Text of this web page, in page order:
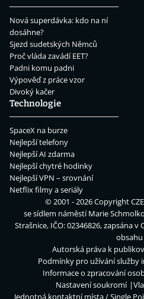
Nová superdávka: kdo na ní
dosáhne?
Sjezd sudetských Němců
Proč vláda zavádí EET?
Padni komu padni
Výpověď z práce vzor
Divoký kačer
Technologie
SpaceX na burze
Nejlepší telefony
Nejlepší AI zdarma
Nejlepší chytré hodinky
Nejlepší VPN – srovnání
Netflix filmy a seriály
© 2001 - 2026 Copyright
se sídlem náměstí Marie
Strašnice, IČO: 02346826, zapsána v
obsahu
Autorská práva k
Podmínky pro užívání služby
Informace o zpracování
Nastavení soukromí
Jednotná kontaktní místa / Single